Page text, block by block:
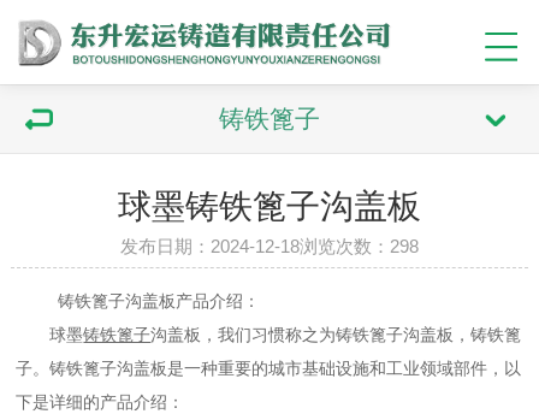
铸铁篦子
球墨铸铁篦子沟盖板
发布日期：2024-12-18浏览次数：298
铸铁篦子沟盖板产品介绍：
球墨铸铁篦子沟盖板，我们习惯称之为铸铁篦子沟盖板，铸铁篦
子。铸铁篦子沟盖板是一种重要的城市基础设施和工业领域部件，以
下是详细的产品介绍：